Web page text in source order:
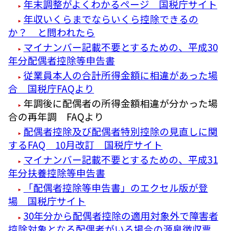
年末調整がよくわかるページ 国税庁サイト
年収いくらまでならいくら控除できるの
か？ と問われたら
マイナンバー記載不要とするための、平成30
年分配偶者控除等申告書
従業員本人の合計所得金額に相違があった場
合 国税庁FAQより
年調後に配偶者の所得金額相違が分かった場
合の再年調 FAQより
配偶者控除及び配偶者特別控除の見直しに関
するFAQ 10月改訂 国税庁サイト
マイナンバー記載不要とするための、平成31
年分扶養控除等申告書
「配偶者控除等申告書」のエクセル版が登
場 国税庁サイト
30年分から配偶者控除の適用対象外で障害者